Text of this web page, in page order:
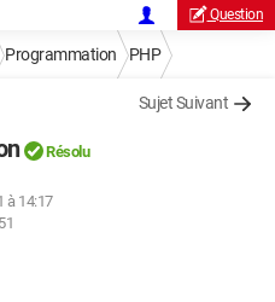
Question
Programmation PHP
Sujet Suivant
Résolu
à 14:17